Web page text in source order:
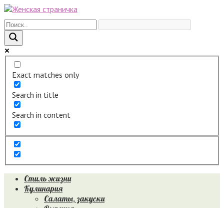
Перейти
к
контенту
Exact matches only
Search in title
Search in content
Стиль жизни
Кулинария
Салаты, закуски